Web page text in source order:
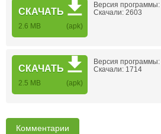
СКАЧАТЬ
2.6 MB (apk)
Версия программы:
Скачали: 2603
СКАЧАТЬ
2.5 MB (apk)
Версия программы:
Скачали: 1714
Комментарии